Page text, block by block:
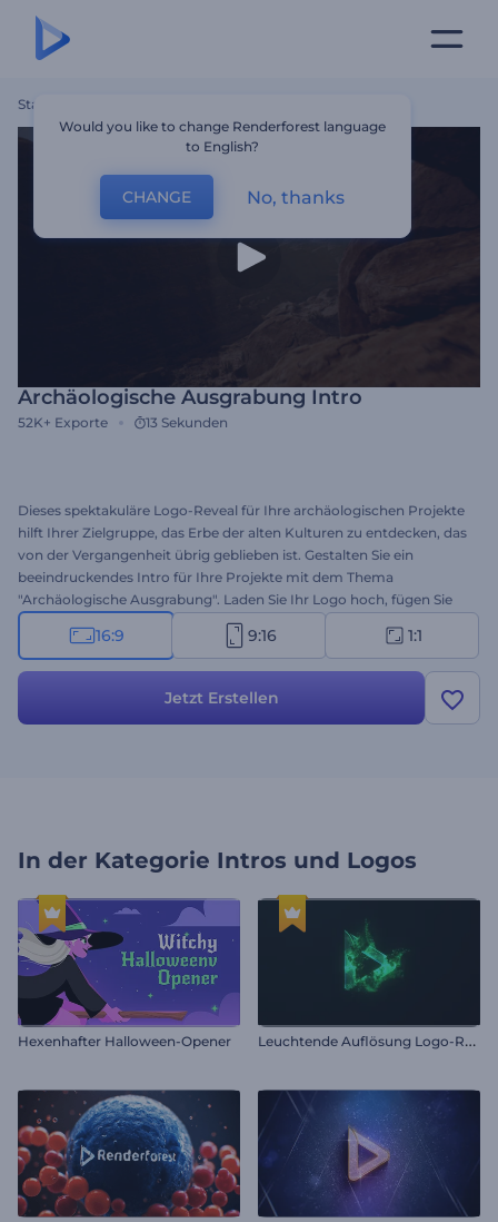
Startseite
Archäologische Ausgrabung Intro
52K+ Exporte 13 Sekunden
Dieses spektakuläre Logo-Reveal für Ihre archäologischen Projekte
hilft Ihrer Zielgruppe, das Erbe der alten Kulturen zu entdecken, das
von der Vergangenheit übrig geblieben ist. Gestalten Sie ein
beeindruckendes Intro für Ihre Projekte mit dem Thema
"Archäologische Ausgrabung". Laden Sie Ihr Logo hoch, fügen Sie
eine Tagline hinzu, und machen Sie sich bereit, alle mit einem
mitreißenden thematischen Intro zu verblüffen. Perfekt für
viele weitere Projekte. Testen Sie diese Vorlage jetzt!
16:9 9:16 1:1
Jetzt Erstellen
In der Kategorie Intros und Logos
Hexenhafter Halloween-Opener L
euchtende Auflösung Logo-Reveal
Would you like to change Renderforest language
to English?
CHANGE No, thanks